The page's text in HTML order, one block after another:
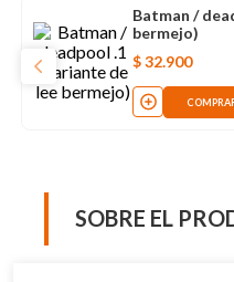
Batman /
bermejo)
$32.900
SOBRE EL